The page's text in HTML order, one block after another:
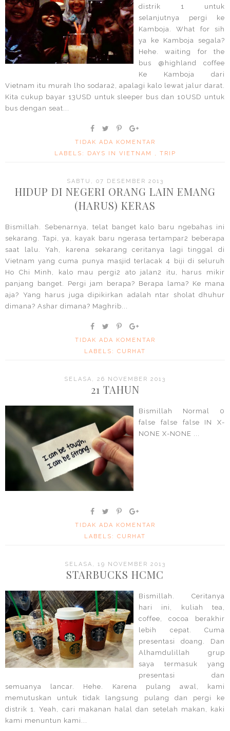
distrik 1 untuk
selanjutnya pergi ke
Kamboja. What for sih
ya ke Kamboja segala?
Hehe. waiting for the
bus @highland coffee
Ke Kamboja dari
Vietnam itu murah lho sodara2, apalagi kalo lewat jalur darat.
Kita cukup bayar 13USD untuk sleeper bus dan 10USD untuk
bus dengan seat...
TIDAK ADA KOMENTAR
LABELS:
DAYS IN VIETNAM , TRIP
SABTU, 07 DESEMBER 2013
HIDUP DI NEGERI ORANG LAIN EMANG
(HARUS) KERAS
Bismillah. Sebenarnya, telat banget kalo baru ngebahas ini
sekarang. Tapi, ya, kayak baru ngerasa tertampar2 beberapa
saat lalu. Yah, karena sekarang ceritanya lagi tinggal di
Vietnam yang cuma punya masjid terlacak 4 biji di seluruh
Ho Chi Minh, kalo mau pergi2 ato jalan2 itu, harus mikir
panjang banget. Pergi jam berapa? Berapa lama? Ke mana
aja? Yang harus juga dipikirkan adalah ntar sholat dhuhur
dimana? Ashar dimana? Maghrib...
TIDAK ADA KOMENTAR
LABELS: CURHAT
SELASA, 26 NOVEMBER 2013
21 TAHUN
Bismillah Normal 0
false false false IN X-
NONE X-NONE ...
TIDAK ADA KOMENTAR
LABELS: CURHAT
SELASA, 19 NOVEMBER 2013
STARBUCKS HCMC
Bismillah. Ceritanya
hari ini, kuliah tea,
coffee, cocoa berakhir
lebih cepat. Cuma
presentasi doang. Dan
Alhamdulillah grup
saya termasuk yang
presentasi dan
semuanya lancar. Hehe. Karena pulang awal, kami
memutuskan untuk tidak langsung pulang dan pergi ke
distrik 1. Yeah, cari makanan halal dan setelah makan, kaki
kami menuntun kami...